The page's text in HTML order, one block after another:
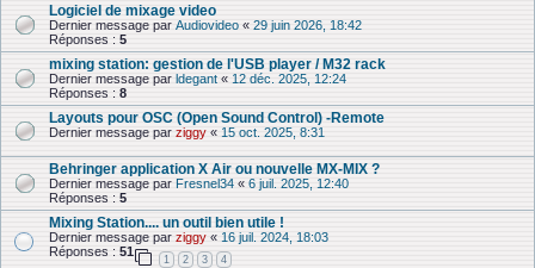
Logiciel de mixage video
Dernier message par Audiovideo « 29 juin 2026, 18:42
Réponses : 5
mixing station: gestion de l'USB player / M32 rack
Dernier message par ldegant « 12 déc. 2025, 12:24
Réponses : 8
Layouts pour OSC (Open Sound Control) -Remote
Dernier message par ziggy « 15 oct. 2025, 8:31
Behringer application X Air ou nouvelle MX-MIX ?
Dernier message par Fresnel34 « 6 juil. 2025, 12:40
Réponses : 5
Mixing Station.... un outil bien utile !
Dernier message par ziggy « 16 juil. 2024, 18:03
Réponses : 51
1 2 3 4